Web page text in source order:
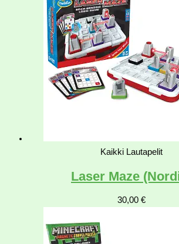
Kaikki Lautapelit
Laser Maze
30,00 €